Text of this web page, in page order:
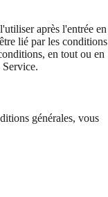
après l'entrée en
lié par les conditions
en tout ou en
générales, vous